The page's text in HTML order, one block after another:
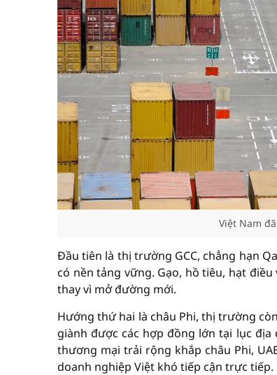
Việt Nam
Đầu tiên là thị trường GCC, chẳng hạn
có nền tảng vững. Gạo, hồ tiêu, hạt
thay vì mở đường mới.
Hướng thứ hai là châu Phi, thị trường
giành được các hợp đồng lớn tại lục
thương mại trải rộng khắp châu Phi,
doanh nghiệp Việt khó tiếp cận trực tiếp.